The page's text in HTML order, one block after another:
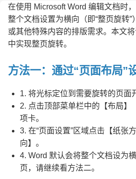
在使用 Microsoft Word 编辑文档时
整个文档设置为横向（即“整页旋转
或其他特殊内容的排版需求。本文
中实现整页旋转。
方法一：通过“页面布局”
1. 将光标定位到需要旋转的页面
2. 点击顶部菜单栏中的【布局】
项卡。
3. 在“页面设置”区域点击【纸张
向】。
4. Word 默认会将整个文档设为
页，请继续看方法二。